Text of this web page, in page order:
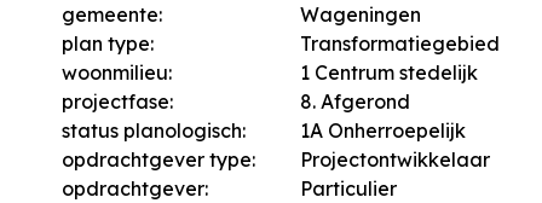
gemeente:
Wageningen
plan type:
Transformatiegebied
woonmilieu:
1 Centrum stedelijk
projectfase:
8. Afgerond
status planologisch:
1A Onherroepelijk
opdrachtgever type:
Projectontwikkelaar
opdrachtgever:
Particulier